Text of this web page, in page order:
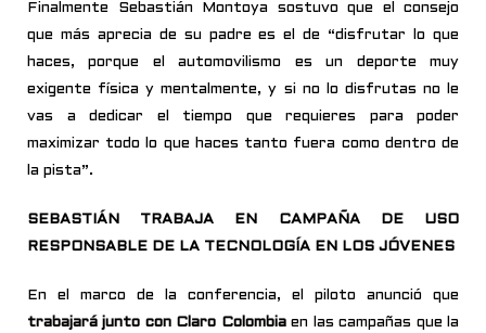
Finalmente Sebastián Montoya sostuvo que el consejo
que más aprecia de su padre es el de “disfrutar lo que
haces, porque el automovilismo es un deporte muy
exigente física y mentalmente, y si no lo disfrutas no le
vas a dedicar el tiempo que requieres para poder
maximizar todo lo que haces tanto fuera como dentro de
la pista”.
SEBASTIÁN TRABAJA EN CAMPAÑA DE USO
RESPONSABLE DE LA TECNOLOGÍA EN LOS JÓVENES
En el marco de la conferencia, el piloto anunció que
trabajará junto con Claro Colombiaen las campañas que la